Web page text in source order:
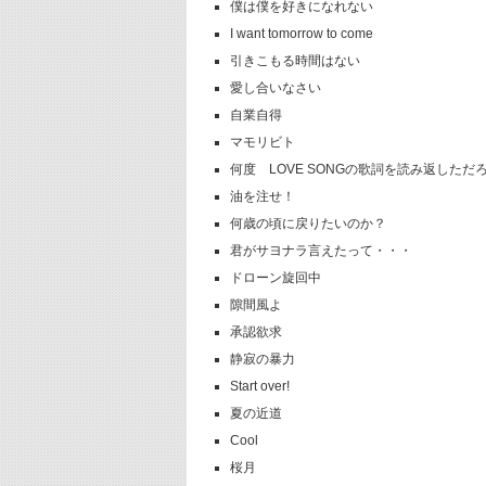
僕は僕を好きになれない
I want tomorrow to come
引きこもる時間はない
愛し合いなさい
自業自得
マモリビト
何度 LOVE SONGの歌詞を読み返しただ
油を注せ！
何歳の頃に戻りたいのか？
君がサヨナラ言えたって・・・
ドローン旋回中
隙間風よ
承認欲求
静寂の暴力
Start over!
夏の近道
Cool
桜月